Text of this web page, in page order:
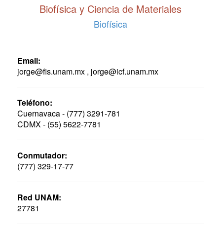
Biofísica y Ciencia de Materiales
Biofísica
Email:
jorge@fis.unam.mx , jorge@icf.unam.mx
Teléfono:
Cuernavaca - (777) 3291-781
CDMX - (55) 5622-7781
Conmutador:
(777) 329-17-77
Red UNAM:
27781